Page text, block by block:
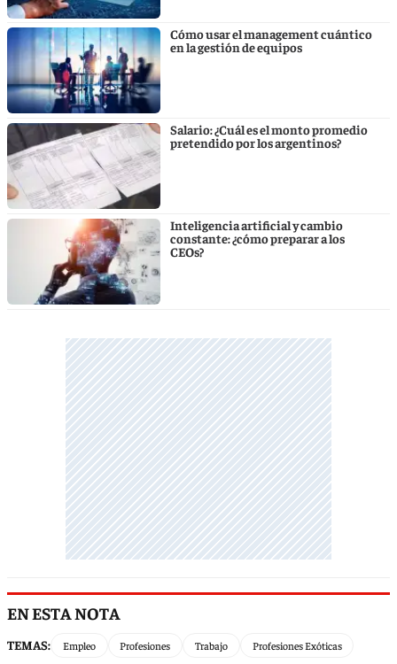
Cómo usar el management cuántico
en la gestión de equipos
Salario: ¿Cuál es el monto promedio
pretendido por los argentinos?
Inteligencia artificial y cambio
constante: ¿cómo preparar a los
CEOs?
EN ESTA NOTA
TEMAS: Empleo Profesiones Trabajo Profesiones Exóticas